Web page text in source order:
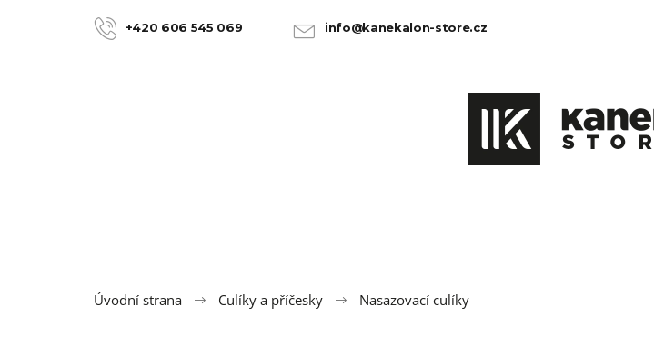
+420 606 545 069 info@kanekalon-store.cz
Úvodní strana Culíky a příčesky Nasazovací culíky
Co potřebujete najít?